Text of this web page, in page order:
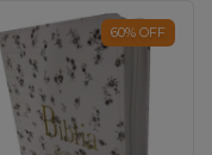
60% OFF